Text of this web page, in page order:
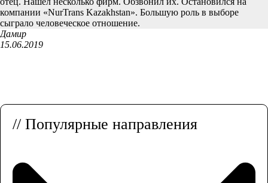
компании «NurTrans Kazakhstan». Большую роль в выборе
сыграло человеческое отношение.
Дамир
15.06.2019
// Популярные направления